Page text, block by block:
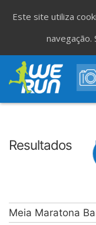
Resultados
de São Romão
Meia Maratona
Este site utiliza
navegação.